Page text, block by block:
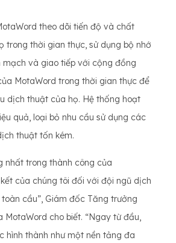
theo dõi tiến độ và chất
trong thời gian thực, sử dụng bộ nhớ
và giao tiếp với cộng đồng
MotaWord trong thời gian thực để
dịch thuật của họ. Hệ thống hoạt
quả, loại bỏ nhu cầu sử dụng các
thuật tốn kém.
nhất trong thành công của
của chúng tôi đối với đội ngũ dịch
cầu”, Giám đốc Tăng trưởng
MotaWord cho biết. “Ngay từ đầu,
hình thành như một nền tảng đa